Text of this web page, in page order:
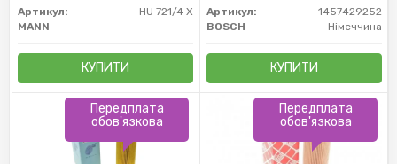
Артикул:
HU 721/4 X
MANN
КУПИТИ
Артикул:
1457429252
BOSCH
Німеччина
КУПИТИ
Передплата
обов'язкова
Передплата
обов'язкова